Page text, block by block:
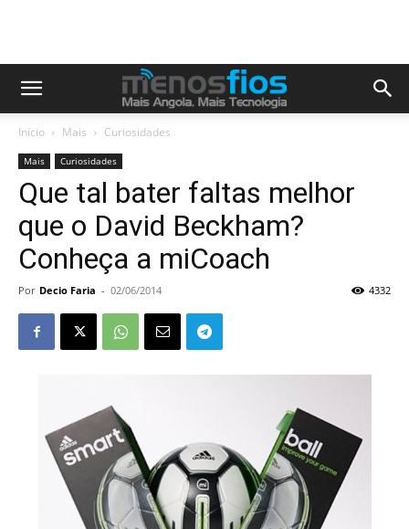
Início Mais Curiosidades
Mais Curiosidades
Que tal bater faltas melhor
que o David Beckham?
Conheça a miCoach
Por Decio Faria - 02/06/2014 4332